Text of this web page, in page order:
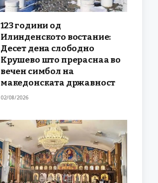
123 години од
Илинденското востание:
Десет дена слободно
Крушево што прераснаа во
вечен симбол на
македонската државност
02/08/2026